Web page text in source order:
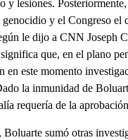
y lesiones. Posteriormente,
y el Congreso el
le dijo a CNN Joseph
que, en el plano
en este momento
la inmunidad de
requería de la
sumó otras